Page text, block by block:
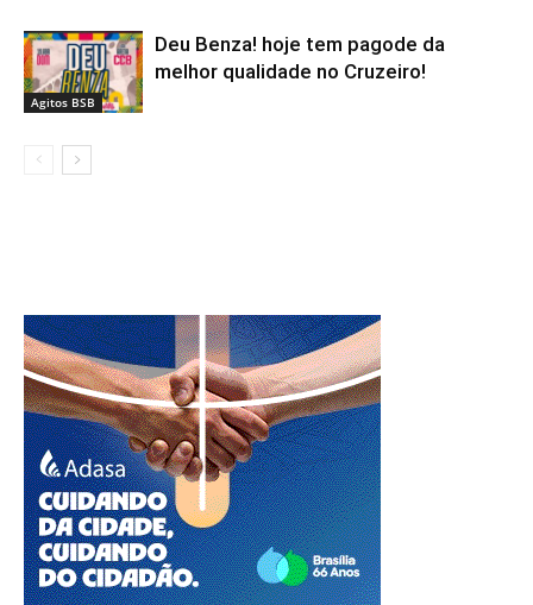
Agitos BSB
Deu Benza! hoje tem pagode da
melhor qualidade no Cruzeiro!